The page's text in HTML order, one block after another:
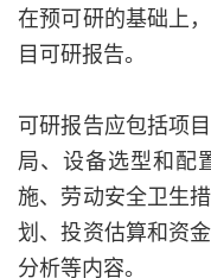
在预可研的基础上
目可研报告。
可研报告应包括项
局、设备选型和配
施、劳动安全卫生
划、投资估算和资
分析等内容。